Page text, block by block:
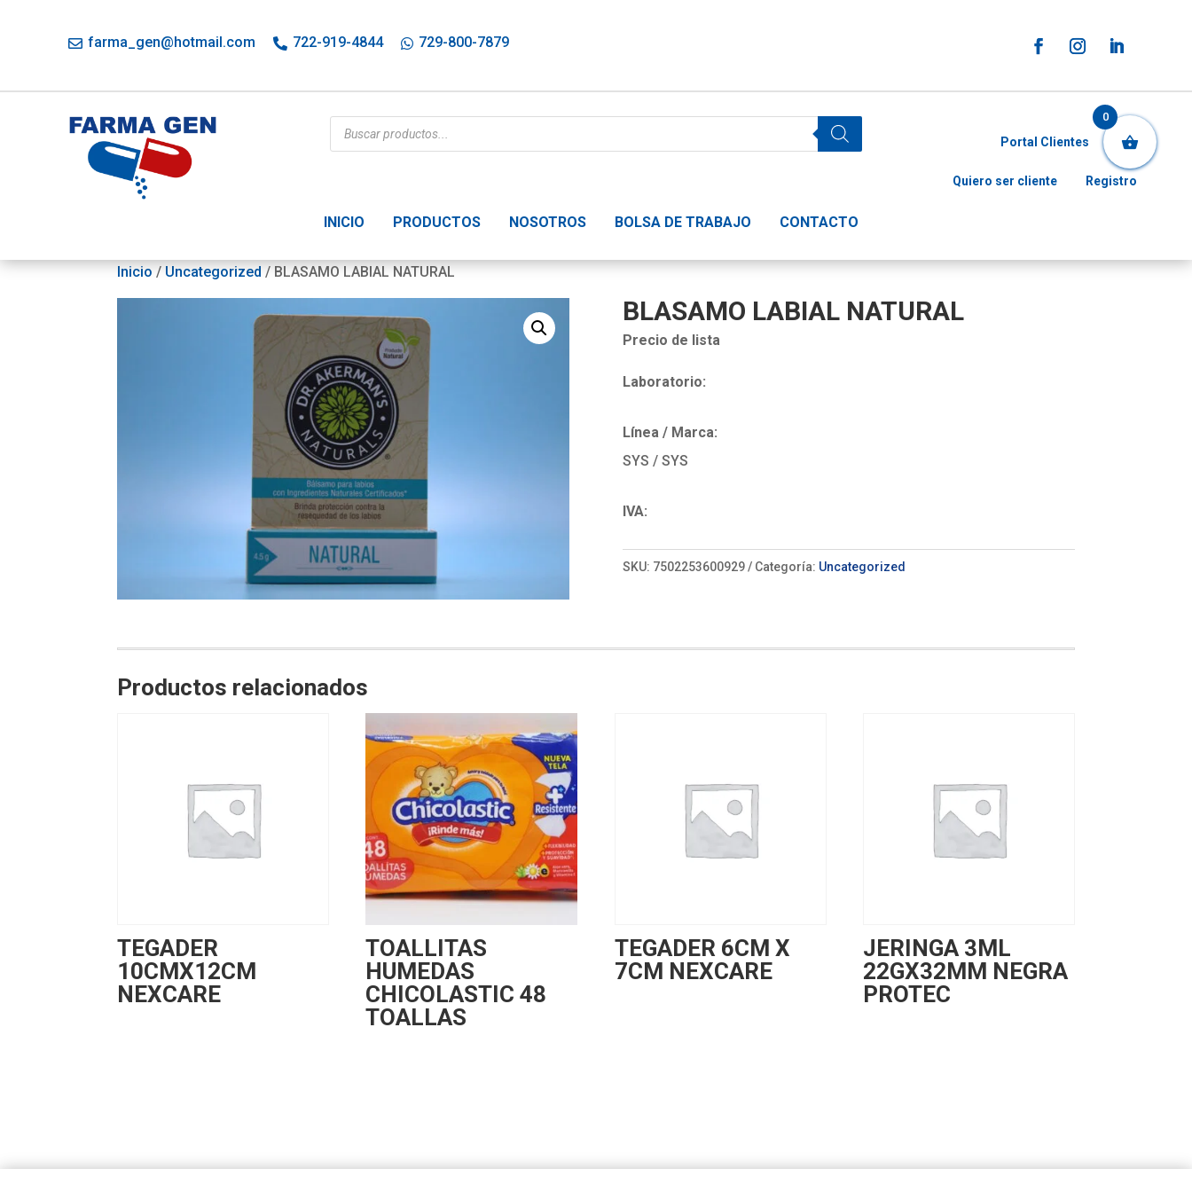
farma_gen@hotmail.com 722-919-4844 729-800-7879
Búsqueda
de
productos
INICIO PRODUCTOS NOSOTROS BOLSA DE TRABAJO CONTACTO
Portal Clientes
Quiero ser cliente Registro
Inicio / Uncategorized / BLASAMO LABIAL NATURAL
BLASAMO LABIAL NATURAL
Precio de lista
Laboratorio:
Línea / Marca:
SYS / SYS
IVA:
SKU: 7502253600929 Categoría: Uncategorized
Productos relacionados
TEGADER
10CMX12CM
NEXCARE
TOALLITAS
HUMEDAS
CHICOLASTIC 48
TOALLAS
TEGADER 6CM X
7CM NEXCARE
JERINGA 3ML
22GX32MM NEGRA
PROTEC
0